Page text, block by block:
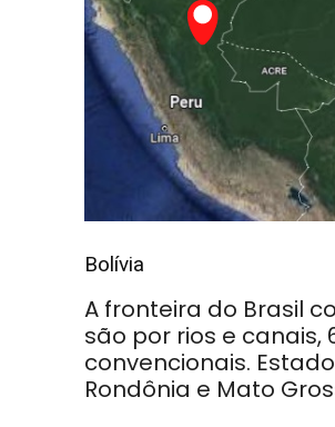
Bolívia
A fronteira do Brasil
são por rios e canais,
convencionais.
Rondônia e Mato